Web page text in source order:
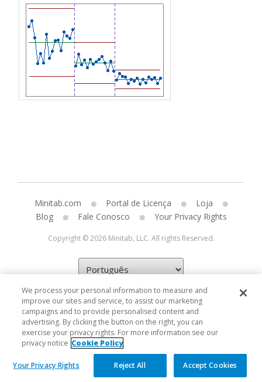
Minitab.com Portal de Licença
Loja
Blog
Fale Conosco Your Privacy Rights
Copyright © 2026 Minitab, LLC. All rights Reserved.
We process your personal information to measure and
improve our sites and service, to assist our marketing
campaigns and to provide personalised content and
advertising. By clicking the button on the right, you can
exercise your privacy rights. For more information see our
privacy notice Cookie Policy
Your Privacy Rights Reject All Accept Cookies